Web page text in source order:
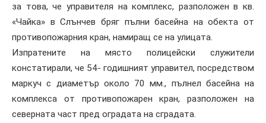
за това, че управителя на комплекс, разположен в кв.
«Чайка» в Слънчев бряг пълни басейна на обекта от
противопожарния кран, намиращ се на улицата.
Изпратените на място полицейски служители
констатирали, че 54- годишният управител, посредством
маркуч с диаметър около 70 мм., пълнел басейна на
комплекса от противопожарен кран, разположен на
северната част пред оградата на сградата.